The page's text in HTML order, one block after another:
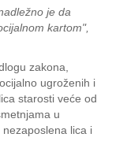
je da
kartom",
zakona,
ugroženih i
starosti veće od
u
lica i